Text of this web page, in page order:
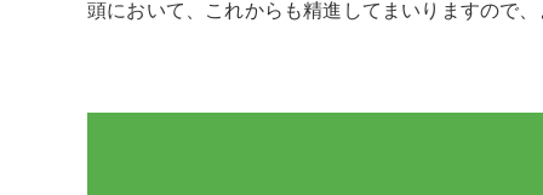
頭において、これからも精進してまいりますので、